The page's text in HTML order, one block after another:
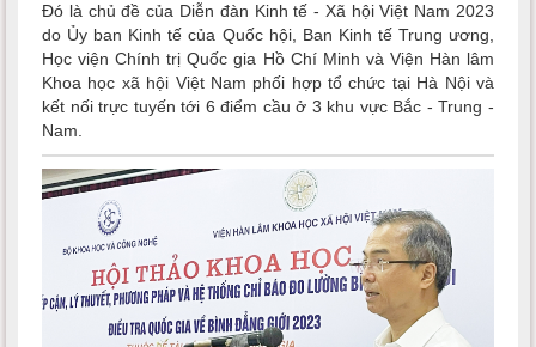
Đó là chủ đề của Diễn đàn Kinh tế - Xã hội Việt Nam 2023
do Ủy ban Kinh tế của Quốc hội, Ban Kinh tế Trung ương,
Học viện Chính trị Quốc gia Hồ Chí Minh và Viện Hàn lâm
Khoa học xã hội Việt Nam phối hợp tổ chức tại Hà Nội và
kết nối trực tuyến tới 6 điểm cầu ở 3 khu vực Bắc - Trung -
Nam.